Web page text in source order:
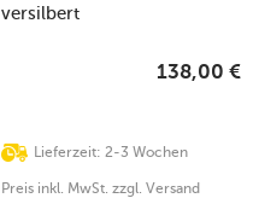
versilbert
Lieferzeit: 2-3 Wochen
138,00 €
Preis inkl. MwSt. zzgl. Versand